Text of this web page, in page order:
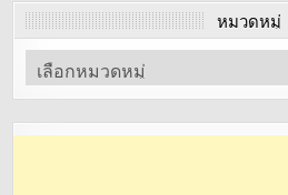
หมวดหมู่
หมวด
หมู่